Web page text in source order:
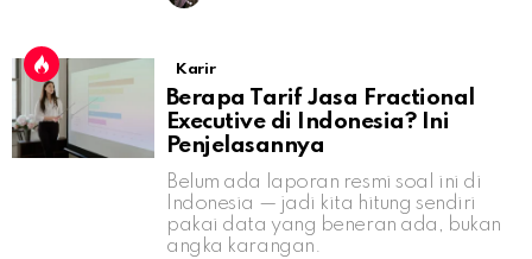
Karir
Berapa Tarif Jasa Fractional
Executive di Indonesia? Ini
Penjelasannya
Belum ada laporan resmi soal ini di
Indonesia — jadi kita hitung sendiri
pakai data yang beneran ada, bukan
angka karangan.